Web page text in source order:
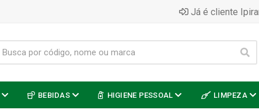
Já é cliente
BEBIDAS HIGIENE PESSOAL LIMPEZA